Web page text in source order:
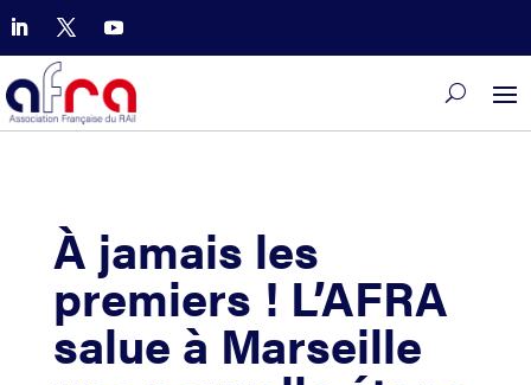
À jamais les
premiers ! L’AFRA
salue à Marseille